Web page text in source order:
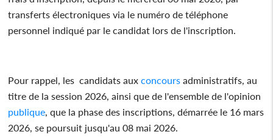
transferts électroniques via le numéro de téléphone
personnel indiqué par le candidat lors de l'inscription.
Pour rappel, les candidats auxconcours administratifs, au
titre de la session 2026, ainsi que de l'ensemble de l'opinion
publique , que la phase des inscriptions, démarrée le 16 mars
2026, se poursuit jusqu'au 08 mai 2026.